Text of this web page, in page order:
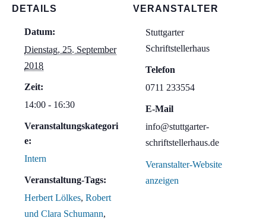
DETAILS
Datum:
Dienstag, 25. September
2018
Zeit:
14:00 - 16:30
Veranstaltungskategori
e:
Intern
Veranstaltung-Tags:
Herbert Lölkes, Robert
und Clara Schumann,
VERANSTALTER
Stuttgarter
Schriftstellerhaus
Telefon
0711 233554
E-Mail
info@stuttgarter-
schriftstellerhaus.de
Veranstalter-Website
anzeigen